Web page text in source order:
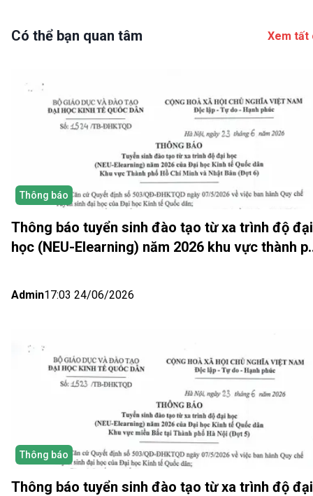
Có thể bạn quan tâm Xem tất
Thông báo
Thông báo tuyển sinh đào tạo từ xa trình độ đại
học (NEU-Elearning) năm 2026 khu vực thành
Admin17:03 24/06/2026
Thông báo
Thông báo tuyển sinh đào tạo từ xa trình độ đại